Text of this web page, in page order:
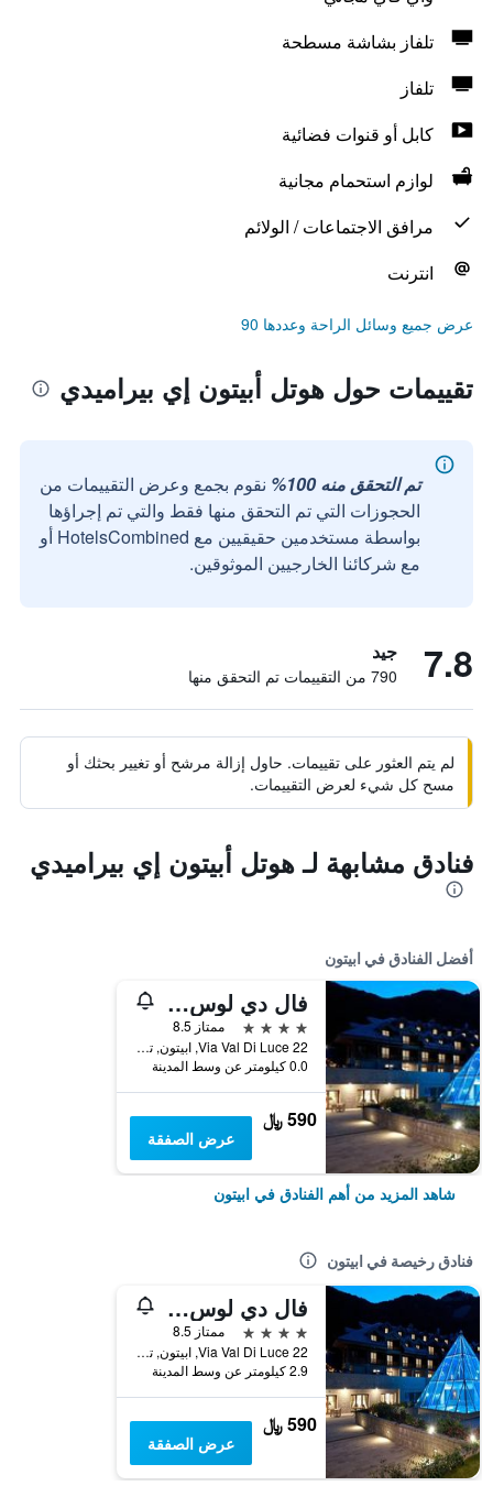
تلفاز بشاشة مسطحة
تلفاز
كابل أو قنوات فضائية
لوازم استحمام مجانية
مرافق الاجتماعات / الولائم
انترنت
عرض جميع وسائل الراحة وعددها 90
تقييمات حول هوتل أبيتون إي بيراميدي
تم التحقق منه 100%
نقوم بجمع وعرض التقييمات من
الحجوزات التي تم التحقق منها فقط والتي تم إجراؤها
بواسطة مستخدمين حقيقيين مع HotelsCombined أو
مع شركائنا الخارجيين الموثوقين.
7.8 جيد
790 من التقييمات تم التحقق منها
لم يتم العثور على تقييمات. حاول إزالة مرشح أو تغيير بحثك أو
مسح كل شيء لعرض التقييمات.
فنادق مشابهة لـ هوتل أبيتون إي بيراميدي
أفضل الفنادق في ابيتون
فال دي لوس سبا ريزورت
4 نجوم
ممتاز 8.5
Via Val Di Luce 22, ابيتون, توسكانا, إيطاليا
0.0 كيلومتر عن وسط المدينة
590 ﷼
عرض الصفقة
شاهد المزيد من أهم الفنادق في ابيتون
فنادق رخيصة في ابيتون
فال دي لوس سبا ريزورت
4 نجوم
ممتاز 8.5
Via Val Di Luce 22, ابيتون, توسكانا, إيطاليا
2.9 كيلومتر عن وسط المدينة
590 ﷼
عرض الصفقة